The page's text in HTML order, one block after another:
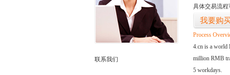
联系我们
具体交易流程
我要购
Process
4.cn is a world
million RMB
5 workdays.